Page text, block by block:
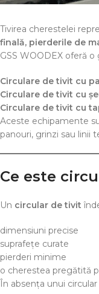
Tivirea cherestelei
finală, pierderile de
GSS WOODEX oferă
Circulare de tivit cu
Circulare de tivit cu
Circulare de tivit cu
Aceste echipamente
panouri, grinzi sau linii
Ce este
Un circular de tivit
dimensiuni precise
suprafețe curate
pierderi minime
o cherestea pregătită
În absența unui